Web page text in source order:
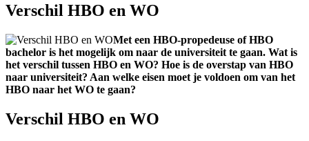
Verschil HBO en WO
Met een HBO-propedeuse of HBO
bachelor is het mogelijk om naar de universiteit te gaan. Wat is
het verschil tussen HBO en WO? Hoe is de overstap van HBO
naar universiteit? Aan welke eisen moet je voldoen om van het
HBO naar het WO te gaan?
Verschil HBO en WO